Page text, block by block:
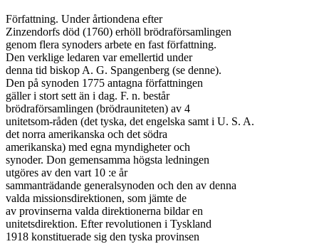
Författning. Under årtiondena efter
Zinzendorfs död (1760) erhöll brödraförsamlingen
genom flera synoders arbete en fast författning.
Den verklige ledaren var emellertid under
denna tid biskop A. G. Spangenberg (se denne).
Den på synoden 1775 antagna författningen
gäller i stort sett än i dag. F. n. består
brödraförsamlingen (brödrauniteten) av 4
unitetsom-råden (det tyska, det engelska samt i U. S. A.
det norra amerikanska och det södra
amerikanska) med egna myndigheter och
synoder. Don gemensamma högsta ledningen
utgöres av den vart 10 :e år
sammanträdande generalsynoden och den av denna
valda missionsdirektionen, som jämte de
av provinserna valda direktionerna bildar en
unitetsdirektion. Efter revolutionen i Tyskland
1918 konstituerade sig den tyska provinsen